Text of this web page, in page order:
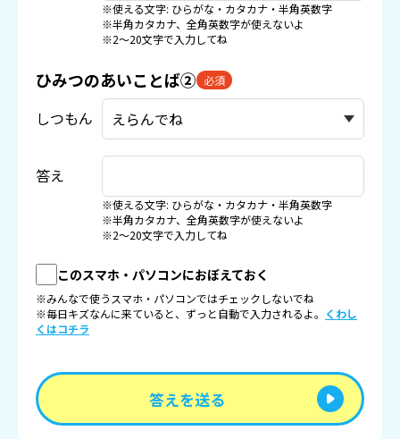
※使える文字: ひらがな・カタカナ・半角英数字
※半角カタカナ、全角英数字が使えないよ
※2〜20文字で入力してね
ひみつのあいことば② 必須
しつもん
答え
※使える文字: ひらがな・カタカナ・半角英数字
※半角カタカナ、全角英数字が使えないよ
※2〜20文字で入力してね
このスマホ・パソコンにおぼえておく
※みんなで使うスマホ・パソコンではチェックしないでね
※毎日キズなんに来ていると、ずっと自動で入力されるよ。 くわし
くはコチラ
答えを送る